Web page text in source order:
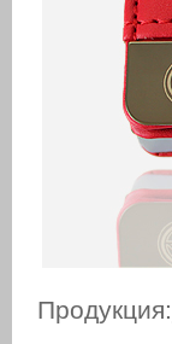
Продукция: